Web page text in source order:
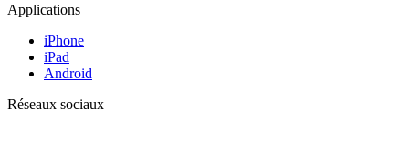
Applications
iPhone
iPad
Android
Réseaux sociaux